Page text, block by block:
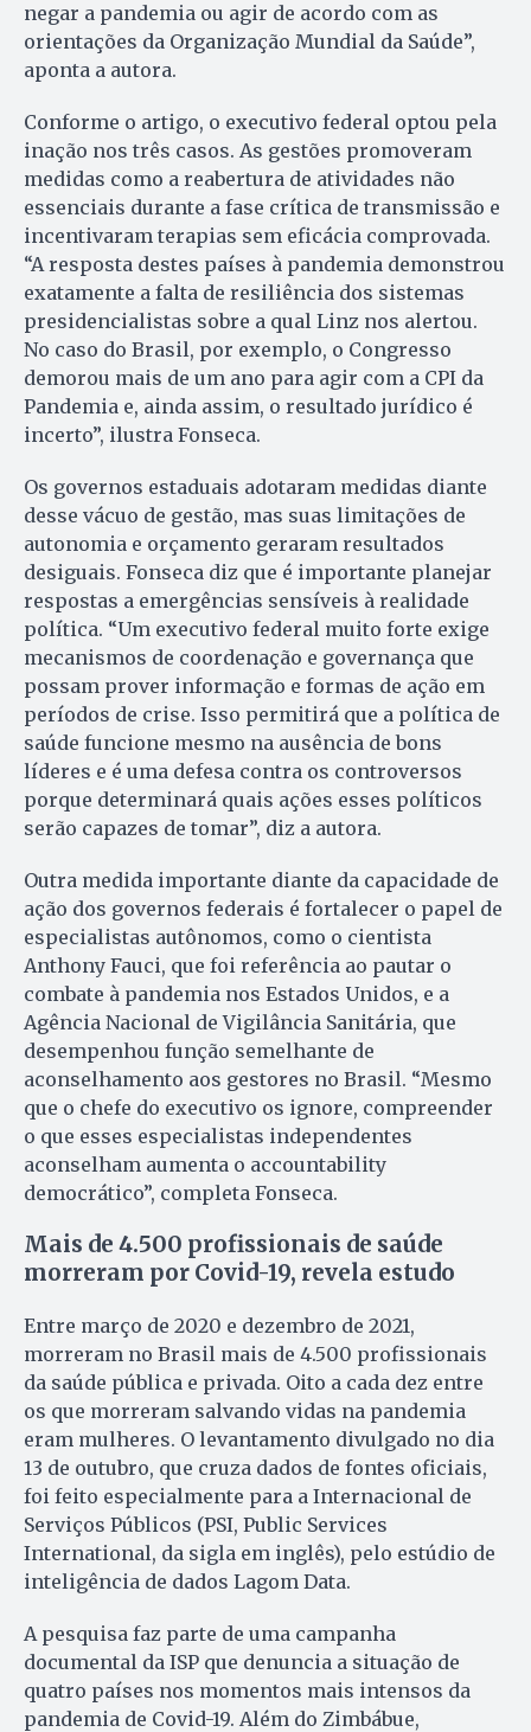
negar a pandemia ou agir de acordo com as
orientações da Organização Mundial da Saúde”,
aponta a autora.
Conforme o artigo, o executivo federal optou pela
inação nos três casos. As gestões promoveram
medidas como a reabertura de atividades não
essenciais durante a fase crítica de transmissão e
incentivaram terapias sem eficácia comprovada.
“A resposta destes países à pandemia demonstrou
exatamente a falta de resiliência dos sistemas
presidencialistas sobre a qual Linz nos alertou.
No caso do Brasil, por exemplo, o Congresso
demorou mais de um ano para agir com a CPI da
Pandemia e, ainda assim, o resultado jurídico é
incerto”, ilustra Fonseca.
Os governos estaduais adotaram medidas diante
desse vácuo de gestão, mas suas limitações de
autonomia e orçamento geraram resultados
desiguais. Fonseca diz que é importante planejar
respostas a emergências sensíveis à realidade
política. “Um executivo federal muito forte exige
mecanismos de coordenação e governança que
possam prover informação e formas de ação em
períodos de crise. Isso permitirá que a política de
saúde funcione mesmo na ausência de bons
líderes e é uma defesa contra os controversos
porque determinará quais ações esses políticos
serão capazes de tomar”, diz a autora.
Outra medida importante diante da capacidade de
ação dos governos federais é fortalecer o papel de
especialistas autônomos, como o cientista
Anthony Fauci, que foi referência ao pautar o
combate à pandemia nos Estados Unidos, e a
Agência Nacional de Vigilância Sanitária, que
desempenhou função semelhante de
aconselhamento aos gestores no Brasil. “Mesmo
que o chefe do executivo os ignore, compreender
o que esses especialistas independentes
aconselham aumenta o accountability
democrático”, completa Fonseca.
Mais de 4.500 profissionais de saúde
morreram por Covid-19, revela estudo
Entre março de 2020 e dezembro de 2021,
morreram no Brasil mais de 4.500 profissionais
da saúde pública e privada. Oito a cada dez entre
os que morreram salvando vidas na pandemia
eram mulheres. O levantamento divulgado no dia
13 de outubro, que cruza dados de fontes oficiais,
foi feito especialmente para a Internacional de
Serviços Públicos (PSI, Public Services
International, da sigla em inglês), pelo estúdio de
inteligência de dados Lagom Data.
A pesquisa faz parte de uma campanha
documental da ISP que denuncia a situação de
quatro países nos momentos mais intensos da
pandemia de Covid-19. Além do Zimbábue,